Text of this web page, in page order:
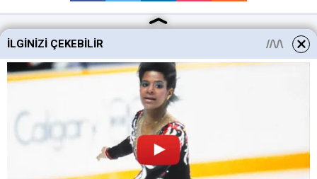
Ankara Haberleri
Keçiören Haberleri
Sincan Haberleri
Mamak Haberleri
İLGINIZI ÇEKEBILIR